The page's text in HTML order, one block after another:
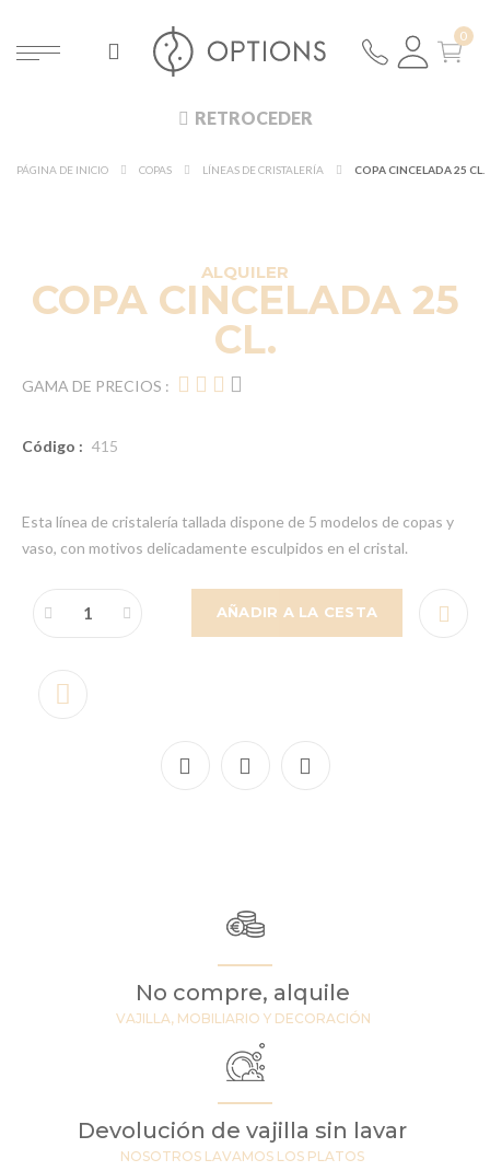
RETROCEDER
PÁGINA DE INICIO COPAS LÍNEAS DE CRISTALERÍA COPA CINCELADA 25 CL.
ALQUILER
COPA CINCELADA 25
CL.
GAMA DE PRECIOS :
Código : 415
Esta línea de cristalería tallada dispone de 5 modelos de copas y
vaso, con motivos delicadamente esculpidos en el cristal.
AÑADIR A LA CESTA
No compre, alquile
VAJILLA, MOBILIARIO Y DECORACIÓN
Devolución de vajilla sin lavar
NOSOTROS LAVAMOS LOS PLATOS